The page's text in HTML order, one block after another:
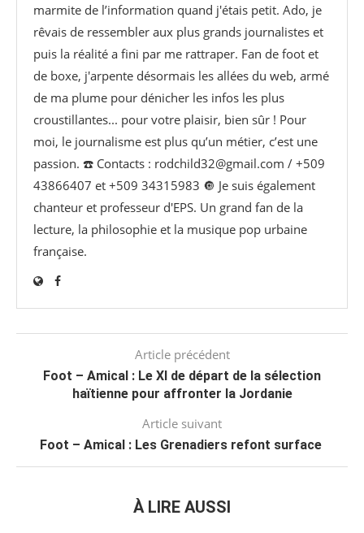
marmite de l’information quand j'étais petit. Ado, je
rêvais de ressembler aux plus grands journalistes et
puis la réalité a fini par me rattraper. Fan de foot et
de boxe, j'arpente désormais les allées du web, armé
de ma plume pour dénicher les infos les plus
croustillantes... pour votre plaisir, bien sûr ! Pour
moi, le journalisme est plus qu’un métier, c’est une
passion. ☎️ Contacts : rodchild32@gmail.com / +509
43866407 et +509 34315983 🔘 Je suis également
chanteur et professeur d'EPS. Un grand fan de la
lecture, la philosophie et la musique pop urbaine
française.
Article précédent
Foot – Amical : Le XI de départ de la sélection
haïtienne pour affronter la Jordanie
Article suivant
Foot – Amical : Les Grenadiers refont surface
À LIRE AUSSI